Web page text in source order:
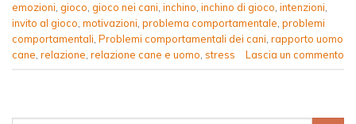
emozioni gioco gioco nei cani inchino inchino di gioco intenzioni
invito al gioco motivazioni problema comportamentale problemi
comportamentali Problemi comportamentali dei cani rapporto uomo
cane relazione relazione cane e uomo stress Lascia un commento